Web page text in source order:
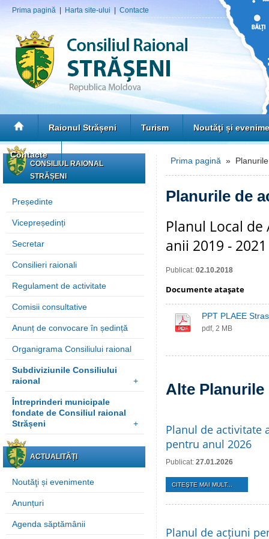
Prima pagină Harta site-ului Contacte
Raionul Strășeni Turism Noutăţi și
Contacte
CONSILIUL RAIONAL
STRĂȘENI
Președinte
Vicepreședinți
Secretar
Consilieri raionali
Regulament de activitate
Comisii consultative
Anunț de convocare în ședință
Organigrama Consiliului raional
Subdiviziunile Consiliului
raional
+
Întreprinderi municipale
fondate de Consiliul raional
Strășeni
+
ACTUALITĂȚI
Noutăţi și evenimente
Anunțuri
Agenda săptămânii
Prima pagină »
Planurile de
Planul Local
anii 2019 -
Publicat: 02.10.2018
Documente ataşate
PPT PLAEE
pdf, 2 MB
Alte
Planul de activitate
pentru anul 2026
Publicat: 27.01.2026
CITEŞTE MAI MULT...
Planul de acțiuni